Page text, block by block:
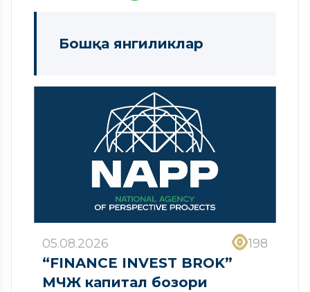
Бошқа янгиликлар
05.08.2026 198
“FINANCE INVEST BROK”
МЧЖ капитал бозори